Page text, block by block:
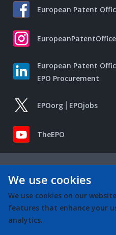
European Patent
EuropeanPatentOffice
European Patent
EPO Procurement
EPOorg EPOjobs
TheEPO
We use cookies
We use cookies on our
features that enhance your
analytics.